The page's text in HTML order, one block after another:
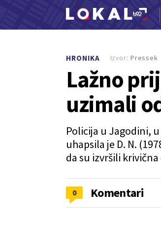
HRONIKA
Lažno
uzimali
Policija u Jagodini,
uhapsila je D. N.
da su izvršili
Izvor: Pressek
0 Komentari